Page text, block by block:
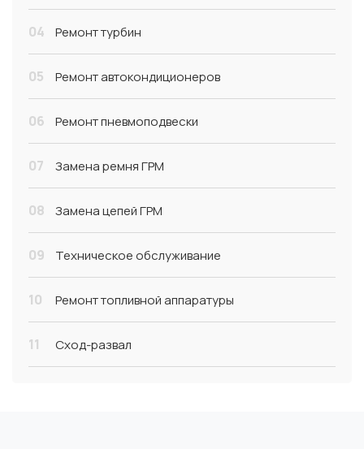
04 Ремонт турбин
05 Ремонт автокондиционеров
06 Ремонт пневмоподвески
07 Замена ремня ГРМ
08 Замена цепей ГРМ
09 Техническое обслуживание
10 Ремонт топливной аппаратуры
11 Сход-развал